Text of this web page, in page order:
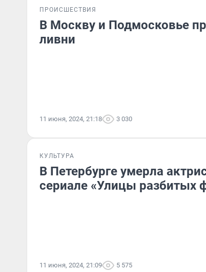
ПРОИСШЕСТВИЯ
В Москву и Подмосковье
ливни
11 июня, 2024, 21:18 3 030
КУЛЬТУРА
В Петербурге умерла
сериале «Улицы разбитых
11 июня, 2024, 21:09 5 575